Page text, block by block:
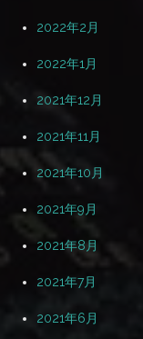
2022年2月
2022年1月
2021年12月
2021年11月
2021年10月
2021年9月
2021年8月
2021年7月
2021年6月